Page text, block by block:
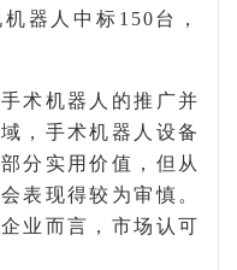
机器人中标 150台，
术机器人的推广并
，手术机器人设备
分实用价值，但从
表现得较为审慎。
业而言，市场认可